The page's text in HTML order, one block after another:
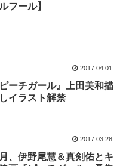
フール】
2017.04.01
ーチガール』上田美和描
イラスト解禁
2017.03.28
、伊野尾慧＆真剣佑とキ